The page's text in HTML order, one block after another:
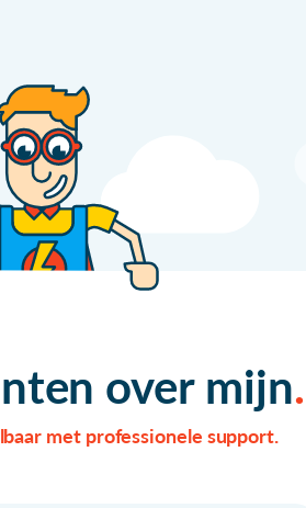
over mijn
met professionele support.